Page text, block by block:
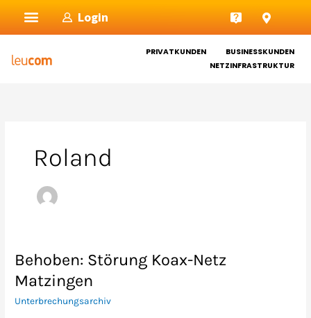
Inhalt
springen
Login
PRIVATKUNDEN
BUSINESSKUNDEN
NETZINFRASTRUKTUR
Roland
Behoben: Störung Koax-Netz
Matzingen
Unterbrechungsarchiv
Behoben:
Koax-
Netz